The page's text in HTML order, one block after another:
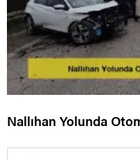
Nallıhan Yolunda